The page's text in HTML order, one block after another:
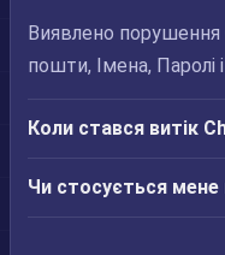
Виявлено порушення
пошти, Імена, Паролі
Коли стався витік
Чи стосується